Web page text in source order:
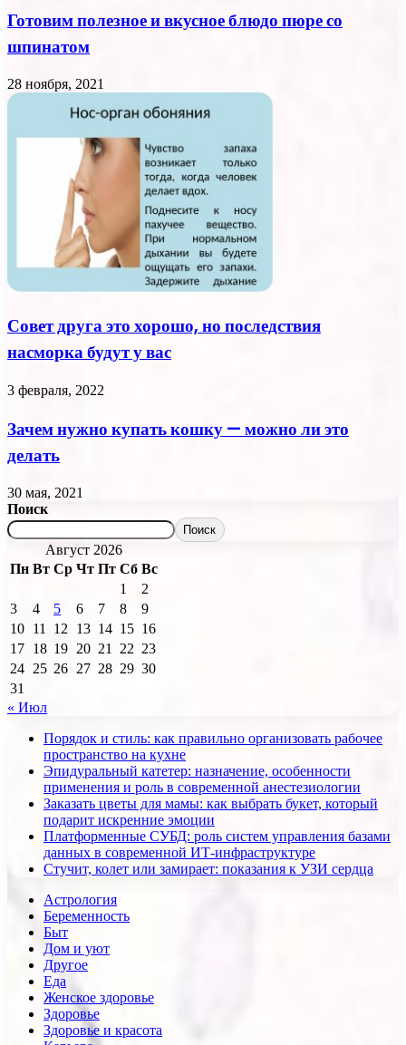
Готовим полезное и вкусное блюдо пюре со
шпинатом
28 ноября, 2021
Совет друга это хорошо, но последствия
насморка будут у вас
3 февраля, 2022
Зачем нужно купать кошку — можно ли это
делать
30 мая, 2021
Поиск
Поиск
Август 2026
Пн Вт Ср Чт Пт Сб Вс
1
2
3
4 5 6 7 8
9
10 11 12 13 14 15 16
17 18 19 20 21 22 23
24 25 26 27 28 29 30
31
« Июл
Порядок и стиль: как правильно организовать рабочее
пространство на кухне
Эпидуральный катетер: назначение, особенности
применения и роль в современной анестезиологии
Заказать цветы для мамы: как выбрать букет, который
подарит искренние эмоции
Платформенные СУБД: роль систем управления базами
данных в современной ИТ-инфраструктуре
Стучит, колет или замирает: показания к УЗИ сердца
Астрология
Беременность
Быт
Дом и уют
Другое
Еда
Женское здоровье
Здоровье
Здоровье и красота